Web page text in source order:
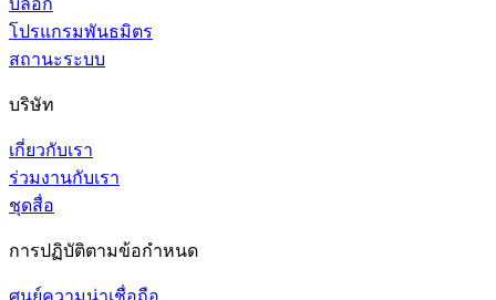
โปรแกรมพันธมิตร
สถานะระบบ
บริษัท
เกี่ยวกับเรา
ร่วมงานกับเรา
ชุดสื่อ
การปฏิบัติตามข้อกำหนด
ศูนย์ความน่าเชื่อถือ